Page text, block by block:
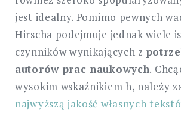
jest idealny. Pomimo pewnych
Hirscha podejmuje jednak wiele
czynników wynikających z
autorów prac naukowych.
wysokim wskaźnikiem h, należy
najwyższą jakość własnych